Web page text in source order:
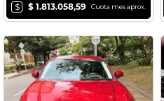
$ $ 1.813.058,59 Cuota mes aprox.